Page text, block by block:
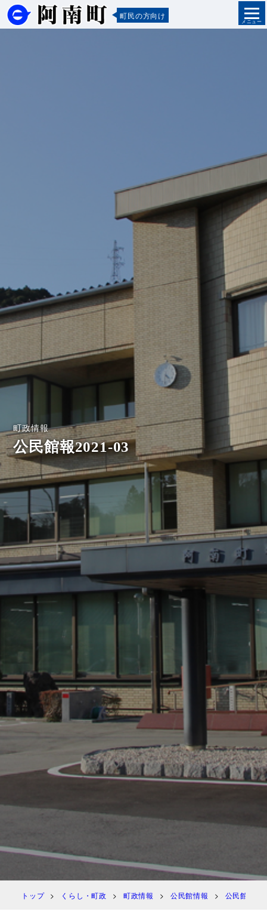
町民の方向け
メニュー
町政情報
公民館報2021-03
トップ くらし・町政 町政情報 公民館情報 公民館報